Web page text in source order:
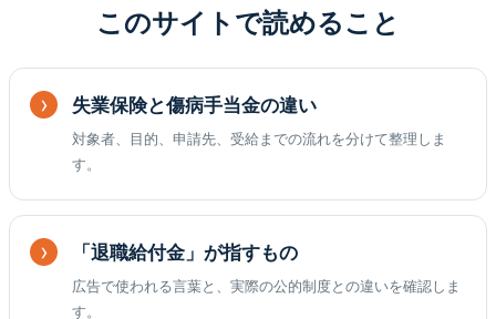
このサイトで読めること
失業保険と傷病手当金の違い
対象者、目的、申請先、受給までの流れを分けて整理しま
す。
「退職給付金」が指すもの
広告で使われる言葉と、実際の公的制度との違いを確認しま
す。